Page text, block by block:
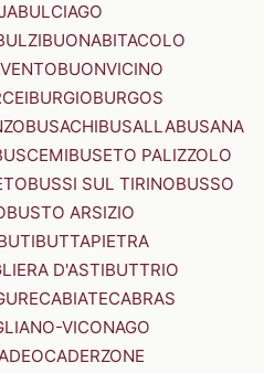
BULCIAGO
BUONABITACOLO
BUONVICINO
BURGIOBURGOS
BUSACHIBUSALLABUSANA
BUSETO PALIZZOLO
BUSSI SUL TIRINOBUSSO
BUSTO ARSIZIO
BUTTAPIETRA
D'ASTIBUTTRIO
CABIATECABRAS
VICONAGO
CADERZONE